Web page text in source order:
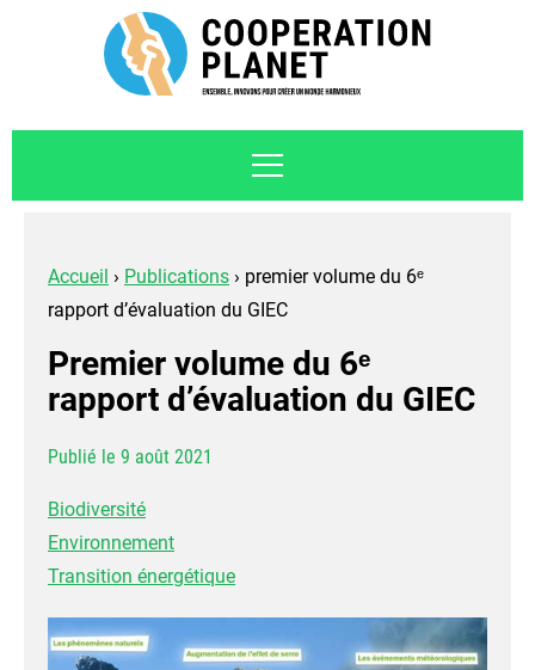
Accueil › Publications › premier volume du 6ᵉ
rapport d’évaluation du GIEC
premier volume du 6ᵉ
rapport d’évaluation du GIEC
Publié le 9 août 2021
Biodiversité
Environnement
Transition énergétique